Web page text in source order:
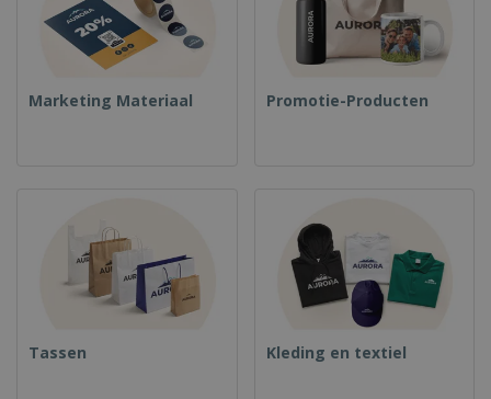
Marketing Materiaal Promotie-Producten
Tassen Kleding en textiel